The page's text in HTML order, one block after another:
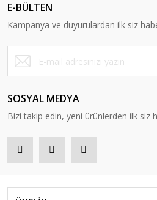
E-BÜLTEN
Kampanya ve duyurulardan ilk siz
SOSYAL MEDYA
Bizi takip edin, yeni ürünlerden ilk siz